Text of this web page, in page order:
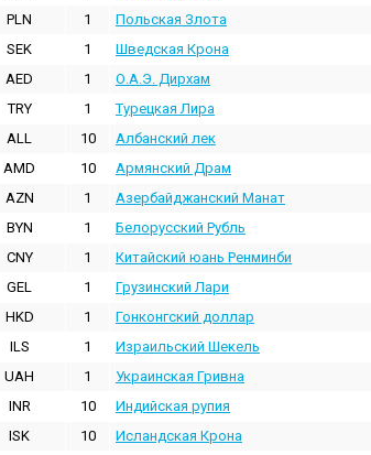
PLN
1 Польская Злота
SEK
1 Шведская Крона
AED
1 О.А.Э. Дирхам
TRY
1 Турецкая Лира
ALL
10 Албанский лек
AMD
10 Армянский Драм
AZN
1 Азербайджанский Манат
BYN
1 Белорусский Рубль
CNY
1 Китайский юань Ренминби
GEL
1 Грузинский Лари
HKD
1 Гонконгский доллаp
ILS
1 Израильский Шекель
UAH
1 Украинская Гривна
INR
10 Индийская pупия
ISK
10 Исландская Крона